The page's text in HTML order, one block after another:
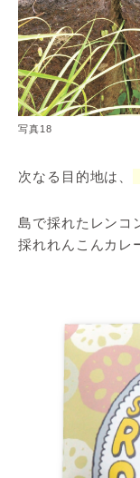
写真18
次なる目的地は、
島で採れたレンコ
採れれんこんカレ